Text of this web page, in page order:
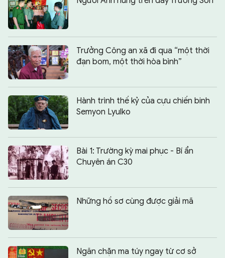
Trưởng Công an xã đi qua “một thời
đạn bom, một thời hòa bình”
Hành trình thế kỷ của cựu chiến binh
Semyon Lyulko
Bài 1: Trường kỳ mai phục - Bí ẩn
Chuyên án C30
Những hồ sơ cùng được giải mã
Ngăn chặn ma túy ngay từ cơ sở